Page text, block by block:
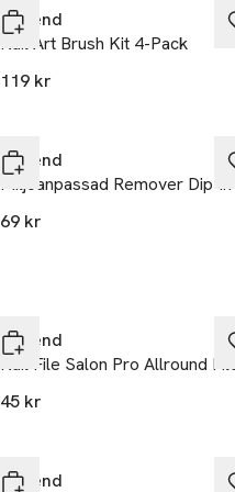
Depend
Nail Art Brush Kit 4-Pack
119 kr
Depend
Miljöanpassad Remover Dip-in
69 kr
Depend
Nail File Salon Pro Allround
45 kr
Depend